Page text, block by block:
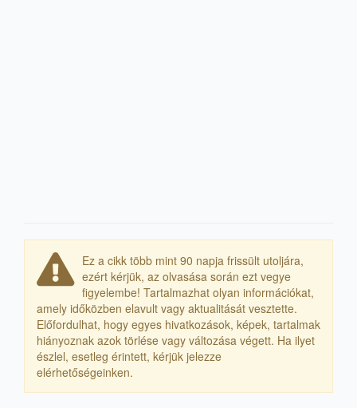
Ez a cikk több mint 90 napja frissült utoljára,
ezért kérjük, az olvasása során ezt vegye
figyelembe! Tartalmazhat olyan információkat,
amely időközben elavult vagy aktualitását vesztette.
Előfordulhat, hogy egyes hivatkozások, képek, tartalmak
hiányoznak azok törlése vagy változása végett. Ha ilyet
észlel, esetleg érintett, kérjük jelezze
elérhetőségeinken.